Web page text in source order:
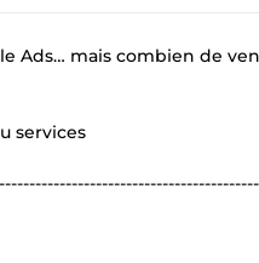
Ads… mais combien de
services